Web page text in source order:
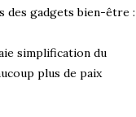
des gadgets bien-être :
simplification du
plus de paix